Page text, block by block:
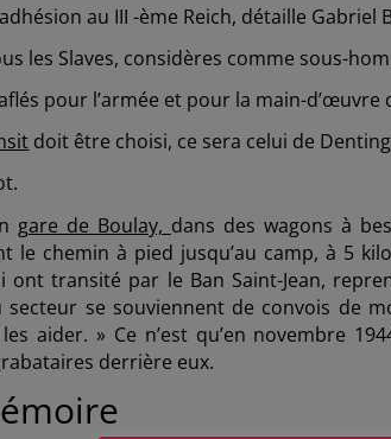
au III -ème Reich, détaille Gabriel
les Slaves, considères comme sous-
pour l’armée et pour la main-d’œuvre
doit être choisi, ce sera celui de
gare de Boulay, dans des wagons à
le chemin à pied jusqu’au camp, à 5
transité par le Ban Saint-Jean,
secteur se souviennent de convois de
aider. » Ce n’est qu’en novembre
derrière eux.